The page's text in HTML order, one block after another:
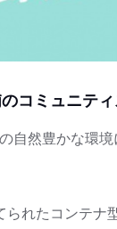
コミュニテ
自然豊かな環
れたコンテナ